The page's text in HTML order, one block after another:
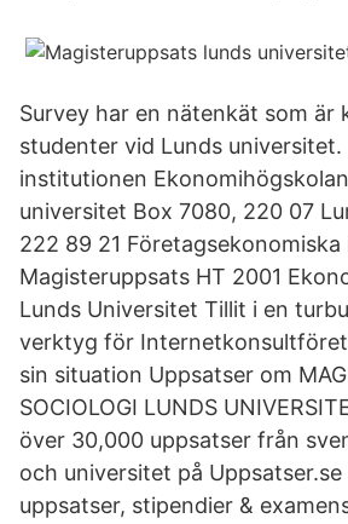
Survey har en nätenkät som är
studenter vid Lunds universitet.
institutionen
universitet Box 7080, 220 07
222 89 21
Magisteruppsats HT 2001
Lunds Universitet Tillit i en
verktyg för
sin situation Uppsatser om
SOCIOLOGI LUNDS
över 30,000 uppsatser från
och universitet på
uppsatser, stipendier &